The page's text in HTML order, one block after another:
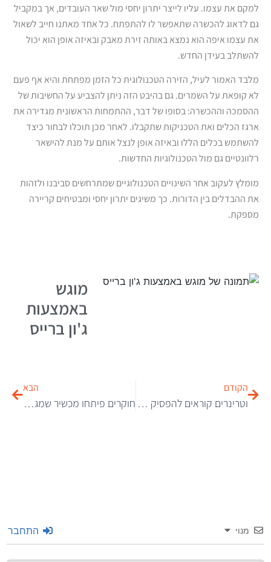
למקם את עצמו. עליו לייצר יתרון יחסי מול שאר העובדים, אך במקביל
גם לדאוג להכשרה שתאפשר לו להתפתח. כל אחד מאתנו חייב לשאול
את עצמו איפה הוא נמצא באותה זירת מאבק ובאיזה אופן הוא יכול
להשתלב בעידן החדש.
מלבד האמור לעיל, הזירה הטכנולוגית כל הזמן מפתחת והיא אף פעם
לא קופאת על השמרים. גם בהיבט הזה ניתן להצביע על החשיבות של
ההסמכה וההכשרה: בסופו של דבר, ההתמחות הראשונית מגדירה את
ארגז הכלים ואת הטכניקות שתקבלו. לאחר מכן תוכלו לבחור כיצד
להשתמש בכלים הללו ובאיזה אופן לנצל אותם על מנת להישאר
רלוונטיים גם מול הטכנולוגיות החדשות.
מומלץ לעקוב אחר השינויים הטכנולוגיים שמתרחשים סביבנו ולזהות
את ההבדלים בין הדורות. כך משיגים יתרון יחסי ומבטיחים קריירה
מספקת.
מוגש
באמצעות
ג'ון ברייס
הקודם
וטרינרים קוראים להפסיק לקנות כלבים בעלי פנים פחוסים
הבא
חוקרים פיתחו מכשיר שמגלה את הרגשות האמיתיים שלכם – גם אם אתם לא חושפים אותם
מנוי התחבר